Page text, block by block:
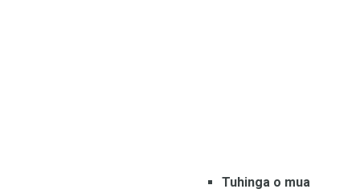
Tuhinga o mua